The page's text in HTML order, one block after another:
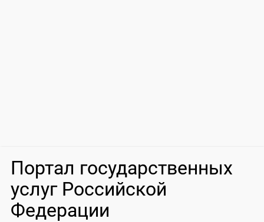
Портал государственных
услуг Российской
Федерации